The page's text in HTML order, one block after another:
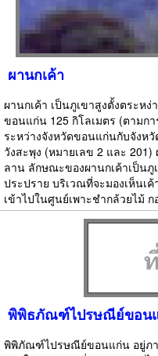
ผานกเค้า
ผานกเค้า เป็นภูเขาสูงตั้งตระห
ขอนแก่น 125 กิโลเมตร (ตามก
ระหว่างจังหวัดขอนแก่นกับจังห
วังสะพุง (หมายเลข 2 และ
ลาน ลักษณะของผานกเค้าเป็น
ประปราย บริเวณที่จะมองเห็นเ
เข้าไปในศูนย์เพาะชำกล้วยไม้ ก
พิพิธภัณฑ์ไปรษณีย์ขอน
พิพิภัณฑ์ไปรษณีย์ขอนแก่น อยู่ภ